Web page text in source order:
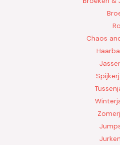
Chaos
Jurken